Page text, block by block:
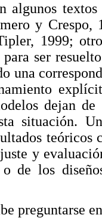
algunos
y Crespo,
1999;
ser
una
dejan
situación.
y
de los
preguntarse